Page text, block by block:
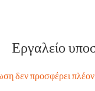
Εργαλείο
δεν προσφέρει πλέον